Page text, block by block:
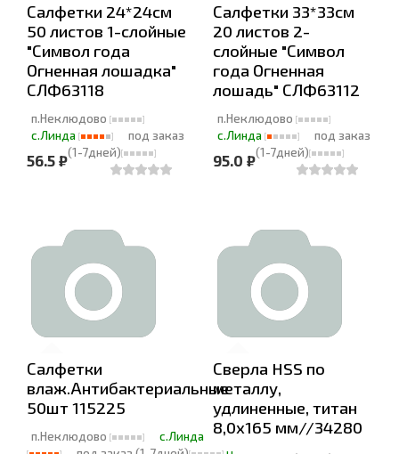
Салфетки 24*24см
50 листов 1-слойные
"Символ года
Огненная лошадка"
СЛФ63118
п.Неклюдово
с.Линда
под заказ
(1-7дней)
56.5 ₽
Салфетки 33*33см
20 листов 2-
слойные "Символ
года Огненная
лошадь" СЛФ63112
п.Неклюдово
с.Линда
под заказ
(1-7дней)
95.0 ₽
Салфетки
влаж.Антибактериальные
50шт 115225
п.Неклюдово
с.Линда
Сверла HSS по
металлу,
удлиненные, титан
8,0х165 мм//34280